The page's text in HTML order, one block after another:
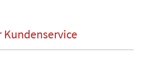
Kundenservice